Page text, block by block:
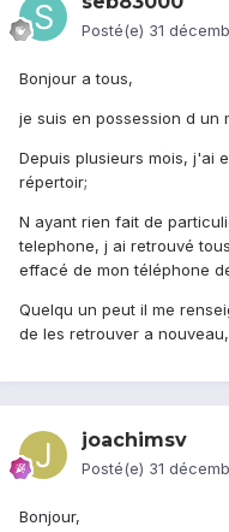
Posté(e) 31
Bonjour a tous,
je suis en possession d un
Depuis plusieurs mois, j'ai
répertoir;
N ayant rien fait de
telephone, j ai retrouvé
effacé de mon téléphone
Quelqu un peut il me
de les retrouver a
joachimsv
Posté(e) 31
Bonjour,